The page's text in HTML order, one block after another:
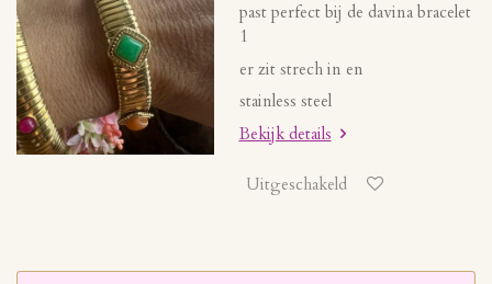
past perfect bij de davina bracelet
1
er zit strech in en
stainless steel
Bekijk details
Uitgeschakeld